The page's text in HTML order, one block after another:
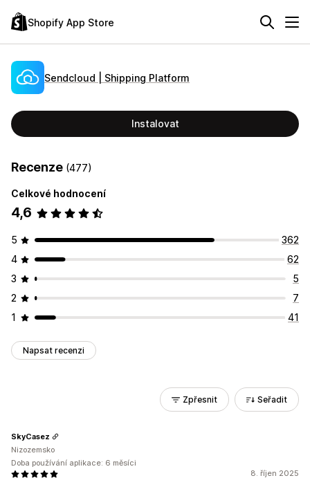
Shopify App Store
Sendcloud | Shipping Platform
Instalovat
Recenze (477)
Celkové hodnocení
4,6
5
362
4
62
3
5
2
7
1
41
Napsat recenzi
Zpřesnit Seřadit
8. říjen 2025
SkyCasez
Nizozemsko
Doba používání aplikace: 6 měsíci